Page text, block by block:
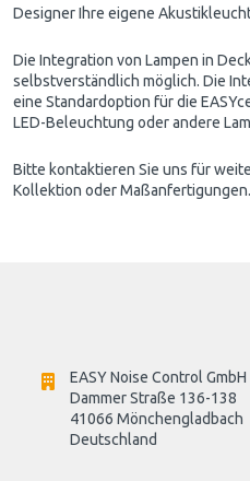
Designer Ihre eigene
Die Integration von Lampen in
selbstverständlich möglich. Die
eine Standardoption für die
LED-Beleuchtung oder andere
Bitte kontaktieren Sie uns für
Kollektion oder Maßanfertigungen.
EASY Noise Control GmbH
Dammer Straße 136-138
41066 Mönchengladbach
Deutschland